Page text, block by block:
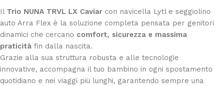
Il Trio NUNA TRVL LX Caviar con navicella Lytl e seggiolino
auto Arra Flex è la soluzione completa pensata per genitori
dinamici che cercano comfort, sicurezza e massima
praticità fin dalla nascita.
Grazie alla sua struttura robusta e alle tecnologie
innovative, accompagna il tuo bambino in ogni spostamento
quotidiano e nei viaggi più lunghi, garantendo sempre una